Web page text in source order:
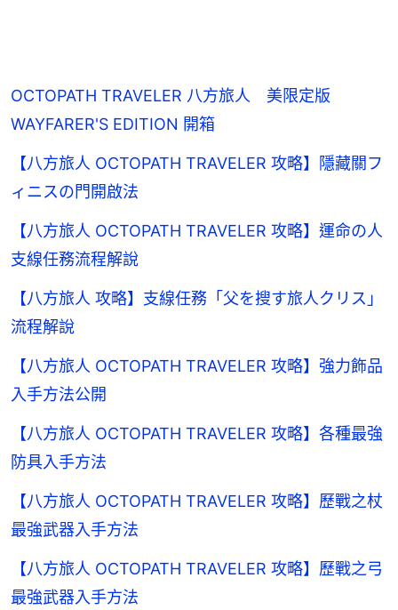
OCTOPATH TRAVELER 八方旅人 美限定版
WAYFARER'S EDITION 開箱
【八方旅人 OCTOPATH TRAVELER 攻略】隱藏關フ
ィニスの門開啟法
【八方旅人 OCTOPATH TRAVELER 攻略】運命の人
支線任務流程解說
【八方旅人 攻略】支線任務「父を搜す旅人クリス」
流程解說
【八方旅人 OCTOPATH TRAVELER 攻略】強力飾品
入手方法公開
【八方旅人 OCTOPATH TRAVELER 攻略】各種最強
防具入手方法
【八方旅人 OCTOPATH TRAVELER 攻略】歷戰之杖
最強武器入手方法
【八方旅人 OCTOPATH TRAVELER 攻略】歷戰之弓
最強武器入手方法